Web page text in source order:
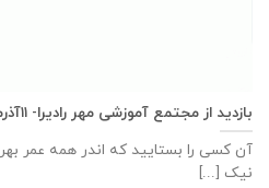
بازديد از مجتمع آموزشی مهر راديرا- ۱۱آذرماه ۱۳۹۸
آن کسی را بستایید که اندر همه
نیک [...]